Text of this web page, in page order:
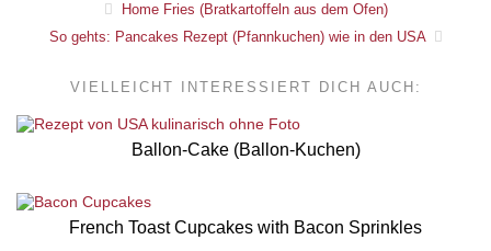
Home Fries (Bratkartoffeln aus dem Ofen)
So gehts: Pancakes Rezept (Pfannkuchen) wie in den USA
VIELLEICHT INTERESSIERT DICH AUCH:
Ballon-Cake (Ballon-Kuchen)
French Toast Cupcakes with Bacon Sprinkles